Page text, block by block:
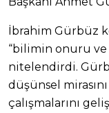
İbrahim Gürbüz
“bilimin onuru ve
nitelendirdi.
düşünsel
çalışmalarını